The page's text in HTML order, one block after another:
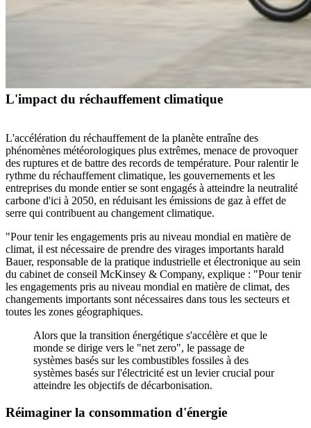
L'impact du réchauffement climatique
L'accélération du réchauffement de la planète entraîne des
phénomènes météorologiques plus extrêmes, menace de provoquer
des ruptures et de battre des records de température. Pour ralentir le
rythme du réchauffement climatique, les gouvernements et les
entreprises du monde entier se sont engagés à atteindre la neutralité
carbone d'ici à 2050, en réduisant les émissions de gaz à effet de
serre qui contribuent au changement climatique.
"Pour tenir les engagements pris au niveau mondial en matière de
climat, il est nécessaire de prendre des virages importants harald
Bauer, responsable de la pratique industrielle et électronique au sein
du cabinet de conseil McKinsey & Company, explique : "Pour tenir
les engagements pris au niveau mondial en matière de climat, des
changements importants sont nécessaires dans tous les secteurs et
toutes les zones géographiques.
Alors que la transition énergétique s'accélère et que le
monde se dirige vers le "net zero", le passage de
systèmes basés sur les combustibles fossiles à des
systèmes basés sur l'électricité est un levier crucial pour
atteindre les objectifs de décarbonisation.
Réimaginer la consommation d'énergie